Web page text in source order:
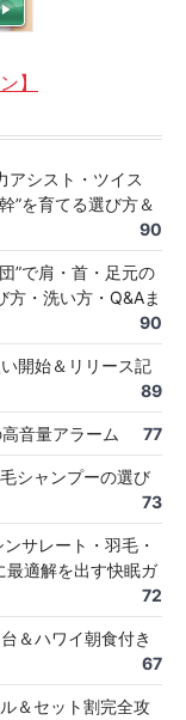
】
アシスト・ツイス
”を育てる選び方＆
90
”で肩・首・足元の
・洗い方・Q&Aま
90
開始＆リリース記
89
音量アラーム 77
シャンプーの選び
73
サレート・羽毛・
最適解を出す快眠ガ
72
＆ハワイ朝食付き
67
＆セット割完全攻